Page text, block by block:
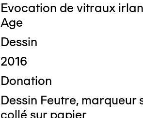
Evocation de vitraux
Age
Dessin
2016
Donation
Dessin Feutre,
collé sur papier